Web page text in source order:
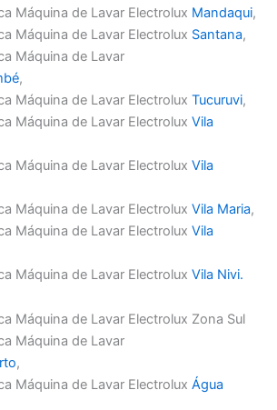
Máquina de Lavar Electrolux Mandaqui,
Máquina de Lavar Electrolux Santana,
Máquina de Lavar
,
Máquina de Lavar ElectroluxTucuruvi,
Máquina de Lavar ElectroluxVila
Máquina de Lavar ElectroluxVila
Máquina de Lavar ElectroluxVila Maria,
Máquina de Lavar ElectroluxVila
Máquina de Lavar ElectroluxVila Nivi.
Máquina de Lavar Electrolux Zona Sul
Máquina de Lavar
,
Máquina de Lavar ElectroluxÁgua